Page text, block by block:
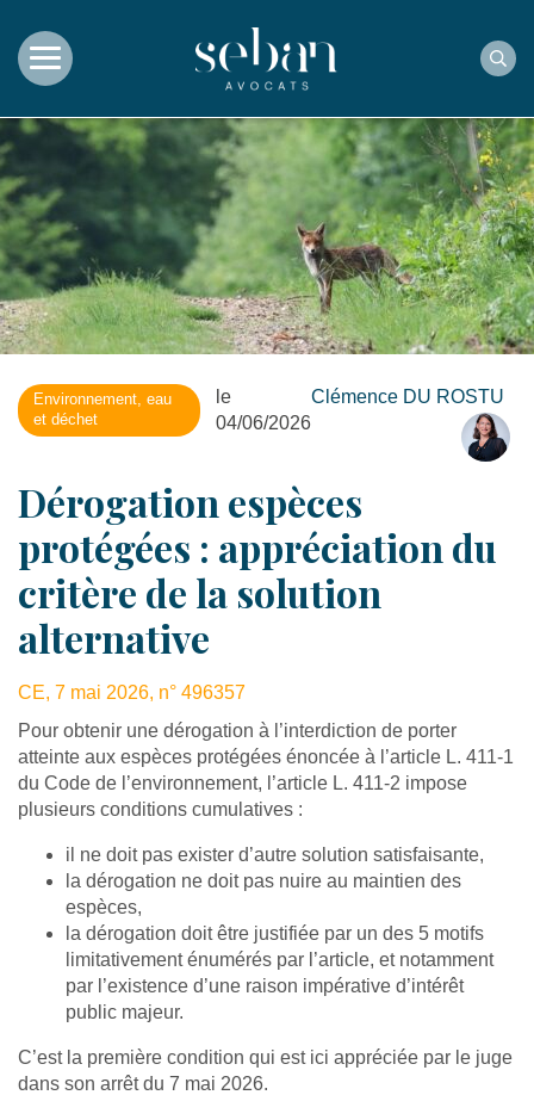
Environnement, eau
et déchet
le
04/06/2026
Clémence DU ROSTU
Dérogation espèces
protégées : appréciation du
critère de la solution
alternative
CE, 7 mai 2026, n° 496357
Pour obtenir une dérogation à l’interdiction de porter
atteinte aux espèces protégées énoncée à l’article L. 411-1
du Code de l’environnement, l’article L. 411-2 impose
plusieurs conditions cumulatives :
il ne doit pas exister d’autre solution satisfaisante,
la dérogation ne doit pas nuire au maintien des
espèces,
la dérogation doit être justifiée par un des 5 motifs
limitativement énumérés par l’article, et notamment
par l’existence d’une raison impérative d’intérêt
public majeur.
C’est la première condition qui est ici appréciée par le juge
dans son arrêt du 7 mai 2026.